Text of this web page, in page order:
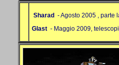
Sharad - Agosto 2005 , parte
Glast - Maggio 2009,